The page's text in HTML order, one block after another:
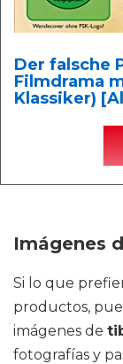
Der falsche
Filmdrama
Klassiker)
Imágenes
Si lo que
productos,
imágenes de
fotografías y